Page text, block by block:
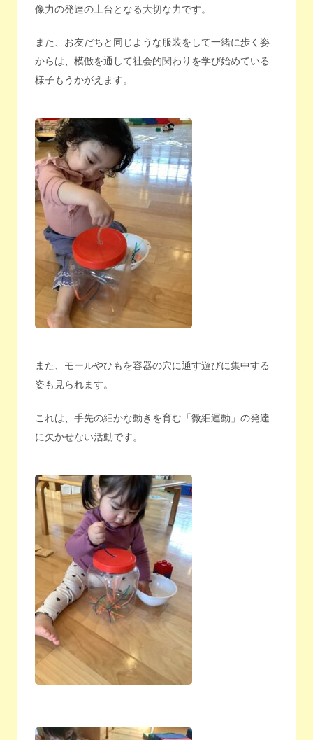
像力の発達の土台となる大切な力です。
また、お友だちと同じような服装をして一緒に歩く姿
からは、模倣を通して社会的関わりを学び始めている
様子もうかがえます。
また、モールやひもを容器の穴に通す遊びに集中する
姿も見られます。
これは、手先の細かな動きを育む「微細運動」の発達
に欠かせない活動です。